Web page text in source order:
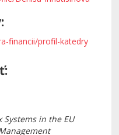
financii/profil-katedry
Systems in the EU